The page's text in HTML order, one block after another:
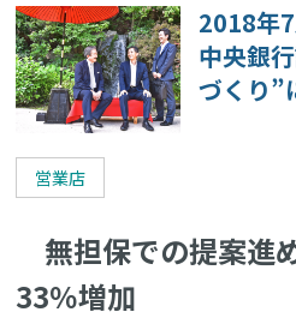
2018年
中央銀
づくり”
営業店
無担保での提案進
33％増加